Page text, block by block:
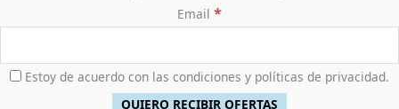
Email *
Estoy de acuerdo con las condiciones y políticas de privacidad.